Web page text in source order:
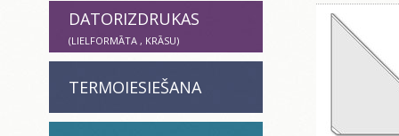
DATORIZDRUKAS
(LIELFORMĀTA , KRĀSU)
TERMOIESIEŠANA